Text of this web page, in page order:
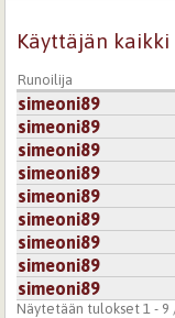
Käyttäjän kaikki
Runoilija
simeoni89
simeoni89
simeoni89
simeoni89
simeoni89
simeoni89
simeoni89
simeoni89
simeoni89
Näytetään tulokset 1 - 9